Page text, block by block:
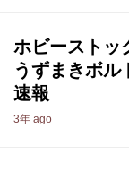
ホビーストッ
うずまきボ
速報
3年 ago